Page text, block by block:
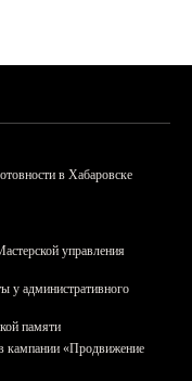
в Хабаровске
управления
у административного
памяти
кампании «Продвижение